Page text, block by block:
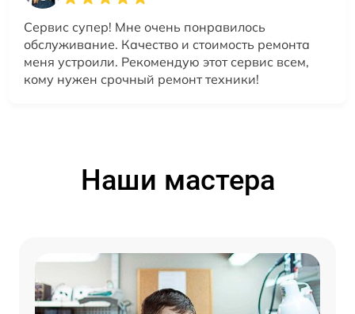
Сервис супер! Мне очень понравилось
обслуживание. Качество и стоимость ремонта
меня устроили. Рекомендую этот сервис всем,
кому нужен срочный ремонт техники!
Наши мастера